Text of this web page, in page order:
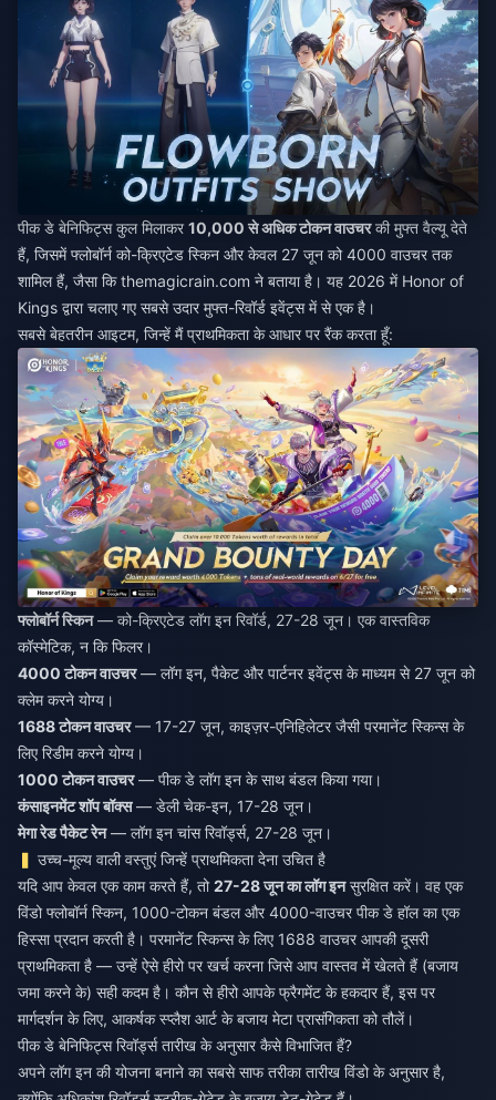
पीक डे बेनिफिट्स कुल मिलाकर10,000 से अधिक टोकन वाउचरकी मुफ्त वैल्यू देते
हैं, जिसमें फ्लोबॉर्न को-क्रिएटेड स्किन और केवल 27 जून को 4000 वाउचर तक
शामिल हैं, जैसा कि themagicrain.com ने बताया है। यह 2026 में Honor of
Kings द्वारा चलाए गए सबसे उदार मुफ्त-रिवॉर्ड इवेंट्स में से एक है।
सबसे बेहतरीन आइटम, जिन्हें मैं प्राथमिकता के आधार पर रैंक करता हूँ:
फ्लोबॉर्न स्किन— को-क्रिएटेड लॉग इन रिवॉर्ड, 27-28 जून। एक वास्तविक
कॉस्मेटिक, न कि फिलर।
4000 टोकन वाउचर— लॉग इन, पैकेट और पार्टनर इवेंट्स के माध्यम से 27 जून को
क्लेम करने योग्य।
1688 टोकन वाउचर— 17-27 जून, काइज़र-एनिहिलेटर जैसी परमानेंट स्किन्स के
लिए रिडीम करने योग्य।
1000 टोकन वाउचर— पीक डे लॉग इन के साथ बंडल किया गया।
कंसाइनमेंट शॉप बॉक्स— डेली चेक-इन, 17-28 जून।
मेगा रेड पैकेट रेन— लॉग इन चांस रिवॉर्ड्स, 27-28 जून।
उच्च-मूल्य वाली वस्तुएं जिन्हें प्राथमिकता देना उचित है
यदि आप केवल एक काम करते हैं, तो27-28 जून का लॉग इनसुरक्षित करें। वह एक
विंडो फ्लोबॉर्न स्किन, 1000-टोकन बंडल और 4000-वाउचर पीक डे हॉल का एक
हिस्सा प्रदान करती है। परमानेंट स्किन्स के लिए 1688 वाउचर आपकी दूसरी
प्राथमिकता है — उन्हें ऐसे हीरो पर खर्च करना जिसे आप वास्तव में खेलते हैं (बजाय
जमा करने के) सही कदम है। कौन से हीरो आपके फ्रैगमेंट के हकदार हैं, इस पर
मार्गदर्शन के लिए, आकर्षक स्प्लैश आर्ट के बजाय मेटा प्रासंगिकता को तौलें।
पीक डे बेनिफिट्स रिवॉर्ड्स तारीख के अनुसार कैसे विभाजित हैं?
अपने लॉग इन की योजना बनाने का सबसे साफ तरीका तारीख विंडो के अनुसार है,